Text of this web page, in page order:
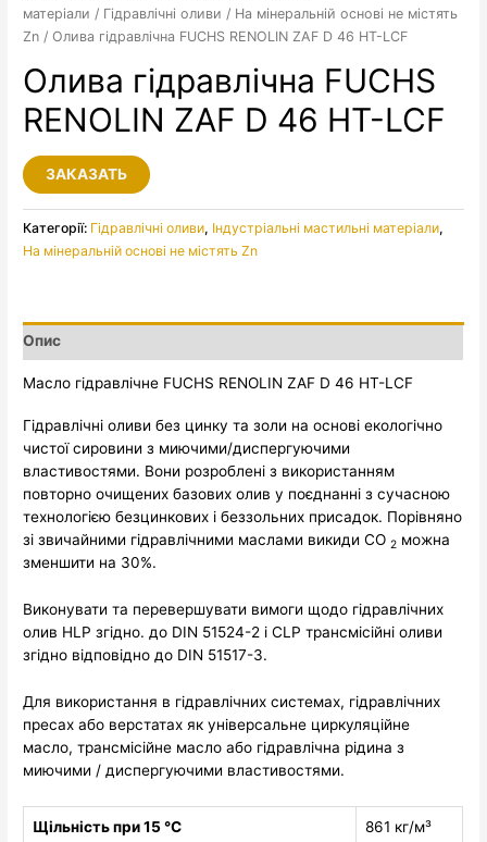
матеріали / Гідравлічні оливи / На мінеральній основі не містять
Zn / Олива гідравлічна FUCHS RENOLIN ZAF D 46 HT-LCF
Олива гідравлічна FUCHS
RENOLIN ZAF D 46 HT-LCF
ЗАКАЗАТЬ
Категорії: Гідравлічні оливи, Індустріальні мастильні матеріали,
На мінеральній основі не містять Zn
Опис
Масло гідравлічне FUCHS RENOLIN ZAF D 46 HT-LCF
Гідравлічні оливи без цинку та золи на основі екологічно
чистої сировини з миючими/диспергуючими
властивостями. Вони розроблені з використанням
повторно очищених базових олив у поєднанні з сучасною
технологією безцинкових і беззольних присадок. Порівняно
зі звичайними гідравлічними маслами викиди CO 2 можна
зменшити на 30%.
Виконувати та перевершувати вимоги щодо гідравлічних
олив HLP згідно. до DIN 51524-2 і CLP трансмісійні оливи
згідно відповідно до DIN 51517-3.
Для використання в гідравлічних системах, гідравлічних
пресах або верстатах як універсальне циркуляційне
масло, трансмісійне масло або гідравлічна рідина з
миючими / диспергуючими властивостями.
Щільність при 15 °C 861 кг/м³